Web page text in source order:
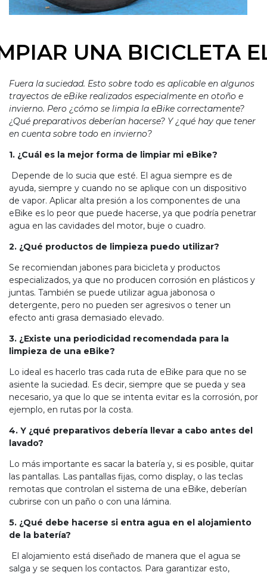
UNA BICICLETA
Fuera la suciedad. Esto sobre todo es aplicable en algunos
trayectos de eBike realizados especialmente en otoño e
invierno. Pero ¿cómo se limpia la eBike correctamente?
¿Qué preparativos deberían hacerse? Y ¿qué hay que tener
en cuenta sobre todo en invierno?
1. ¿Cuál es la mejor forma de limpiar mi eBike?
Depende de lo sucia que esté. El agua siempre es de
ayuda, siempre y cuando no se aplique con un dispositivo
de vapor. Aplicar alta presión a los componentes de una
eBike es lo peor que puede hacerse, ya que podría penetrar
agua en las cavidades del motor, buje o cuadro.
2. ¿Qué productos de limpieza puedo utilizar?
Se recomiendan jabones para bicicleta y productos
especializados, ya que no producen corrosión en plásticos y
juntas. También se puede utilizar agua jabonosa o
detergente, pero no pueden ser agresivos o tener un
efecto anti grasa demasiado elevado.
3. ¿Existe una periodicidad recomendada para la
limpieza de una eBike?
Lo ideal es hacerlo tras cada ruta de eBike para que no se
asiente la suciedad. Es decir, siempre que se pueda y sea
necesario, ya que lo que se intenta evitar es la corrosión, por
ejemplo, en rutas por la costa.
4. Y ¿qué preparativos debería llevar a cabo antes del
lavado?
Lo más importante es sacar la batería y, si es posible, quitar
las pantallas. Las pantallas fijas, como display, o las teclas
remotas que controlan el sistema de una eBike, deberían
cubrirse con un paño o con una lámina.
5. ¿Qué debe hacerse si entra agua en el alojamiento
de la batería?
El alojamiento está diseñado de manera que el agua se
salga y se sequen los contactos. Para garantizar esto,